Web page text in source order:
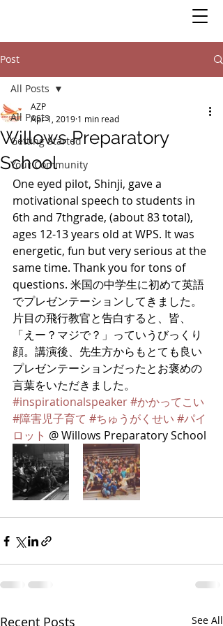
Post
All Posts
Getting Started
Your Community
All Posts
Willows Preparatory
School
AZP
Apr 1, 2019 1 min read
One eyed pilot, Shinji, gave a
motivational speech to students in
6th and 7thgrade, (about 83 total),
ages 12-13 years old at WPS. It was
energetic, fun but very serious at the
same time. Thank you for tons of
questions. 米国の中学生に初めて英語
でプレゼンテーションしてきました。
片目の飛行教官と告白すると、皆、
「えー？マジで？」っていうびっくり
顔。講演後、先生方からもとても良い
プレゼンテーションだったとお褒めの
言葉をいただきました。
#inspirationalspeaker#かかってこい
#障害児子育て #ちゅうがくせい #パイ
ロット @ Willows Preparatory School
Recent Posts See All